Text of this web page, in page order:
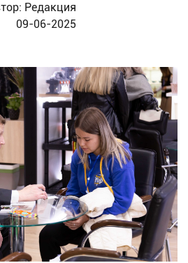
Редакция
09-06-2025